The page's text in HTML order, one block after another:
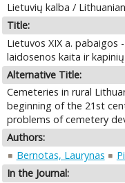
Lietuvių kalba / Lithuanian
Title:
Lietuvos XIX a. pabaigos
laidosenos kaita ir
Alternative Title:
Cemeteries in rural
beginning of the 21st
problems of cemetery
Authors:
Bernotas, Laurynas
In the Journal: